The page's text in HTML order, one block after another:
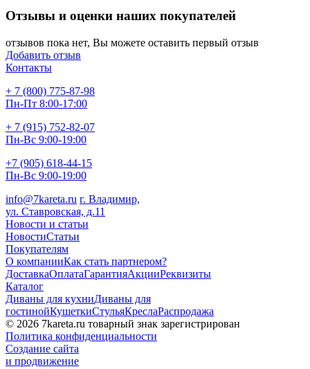
Отзывы и оценки наших покупателей
отзывов пока нет, Вы можете оставить первый отзыв
Добавить отзыв
Контакты
+ 7 (800) 775-87-98
Пн-Пт 8:00-17:00
+ 7 (915) 752-82-07
Пн-Вс 9:00-19:00
+7 (905) 618-44-15
Пн-Вс 9:00-19:00
info@7kareta.ru г. Владимир,
ул. Ставровская, д.11
Новости и статьи
НовостиСтатьи
Покупателям
О компанииКак стать партнером?
ДоставкаОплатаГарантияАкцииРеквизиты
Каталог
Диваны для кухниДиваны для
гостинойКушеткиСтульяКреслаРаспродажа
© 2026 7kareta.ru товарный знак зарегистрирован
Политика конфиденциальности
Создание сайта
и продвижение